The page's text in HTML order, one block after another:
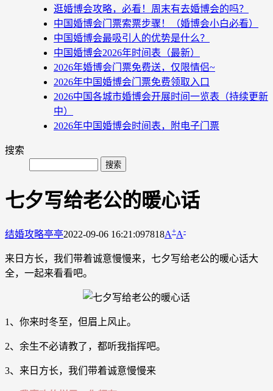
逛婚博会攻略，必看！周末有去婚博会的吗？
中国婚博会门票索票步骤！（婚博会小白必看）
中国婚博会最吸引人的优势是什么？
中国婚博会2026年时间表（最新）
2026年婚博会门票免费送，仅限情侣~
2026年中国婚博会门票免费领取入口
2026中国各城市婚博会开展时间一览表（持续更新
中）
2026年中国婚博会时间表，附电子门票
搜索
七夕写给老公的暖心话
结婚攻略亭亭2022-09-06 16:21:097818A+A-
来日方长，我们带着诚意慢慢来，七夕写给老公的暖心话大
全，一起来看看吧。
1、你来时冬至，但眉上风止。
2、余生不必请教了，都听我指挥吧。
3、来日方长，我们带着诚意慢慢来